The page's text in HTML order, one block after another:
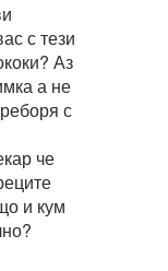
с тези
Аз
а не
с
че
и кум